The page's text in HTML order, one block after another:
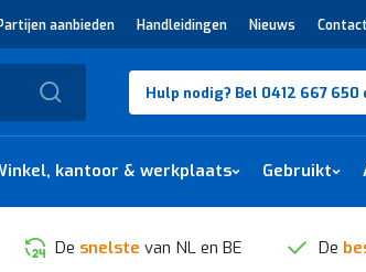
aanbieden Handleidingen Nieuws Contact
Hulp nodig? Bel 0412 667
kantoor & werkplaats Gebruikt
De snelste van NL en BE De